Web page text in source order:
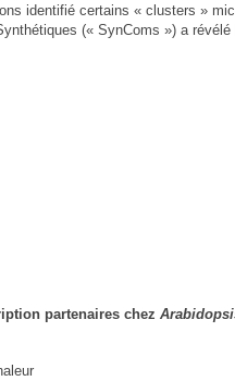
identifié certains « clusters »
(« SynComs ») a révélé
partenaires chez